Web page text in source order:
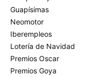
Guapísimas
Neomotor
Iberempleos
Lotería de Navidad
Premios Oscar
Premios Goya